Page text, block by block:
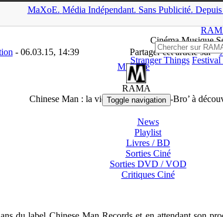
MaXoE. Média Indépendant. Sans Publicité.
CinémaMusique
Stranger Things Festival
RAMA
Toggle navigation
News
Playlist
Livres / BD
Sorties Ciné
Sorties DVD / VOD
CritiquesCiné
▲
- 06.03.15, 14:39 Partager cet article sur
Musique
Chinese Man : la vidéo-teaser de ‘Sho-Bro’ à